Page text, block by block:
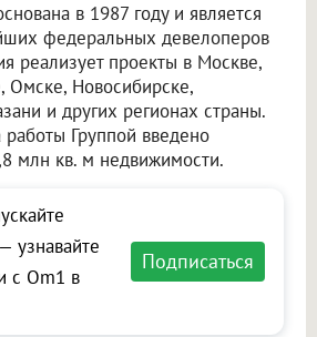
в 1987 году и является
федеральных девелоперов
реализует проекты в Москве,
Омске, Новосибирске,
и других регионах страны.
Группой введено
млн кв. м недвижимости.
узнавайте
с Om1 в
Подписаться